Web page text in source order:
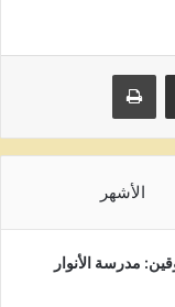
مشاركة عبر البريد طباعة
الأشهر
مدرسة الأنوار